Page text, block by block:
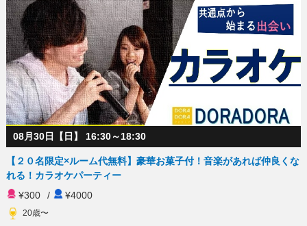
08月30日【日】 16:30～18:30
【２０名限定×ルーム代無料】豪華お菓子付！音楽があれば仲良くな
れる！カラオケパーティー
¥300
/ ¥4000
20歳〜